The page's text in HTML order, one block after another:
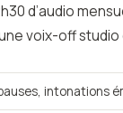
d’audio
voix-off
intonations